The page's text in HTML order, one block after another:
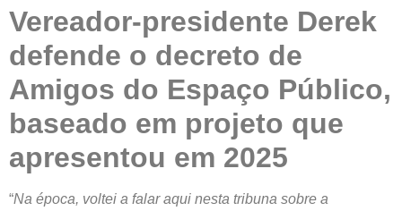
Vereador-presidente Derek
defende o decreto de
Amigos do Espaço Público,
baseado em projeto que
apresentou em 2025
“Na época, voltei a falar aqui nesta tribuna sobre a